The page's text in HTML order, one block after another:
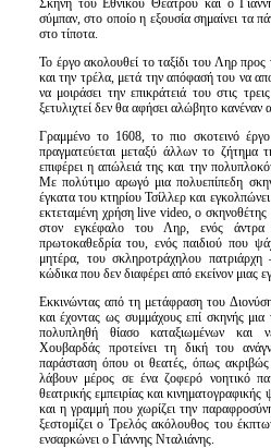
σύμπαν, στο οποίο η εξουσία σημαίνει τα
στο τίποτα.
Το έργο ακολουθεί το ταξίδι του Ληρ προς
και την τρέλα, μετά την απόφασή του να
να μοιράσει την επικράτειά του στις
ξετυλιχτεί δεν θα αφήσει αλώβητο κανέναν
Γραμμένο το 1608, το πιο σκοτεινό έργο
πραγματεύεται μεταξύ άλλων το ζήτημα
επιφέρει η απώλειά της και την
Με πολύτιμο αρωγό μια πολυεπίπεδη
έγκατα του κτηρίου Τσίλλερ και
εκτεταμένη χρήση live video, ο σκηνοθέτης
στον εγκέφαλο του Ληρ, ενός άντρα
πρωτοκαθεδρία του, ενός παιδιού που
μητέρα, του σκληροτράχηλου
κώδικα που δεν διαφέρει από εκείνον μιας
Εκκινώντας από τη μετάφραση του
και έχοντας ως συμμάχους επί σκηνής μια
πολυπληθή θίασο καταξιωμένων και
Χουβαρδάς προτείνει τη δική του
παράσταση όπου οι θεατές, όπως
λάβουν μέρος σε ένα ζοφερό νοητικό
θεατρικής εμπειρίας και
και η γραμμή που χωρίζει την
ξεστομίζει ο Τρελός ακόλουθος του
ενσαρκώνει ο Γιάννης Νταλιάνης.